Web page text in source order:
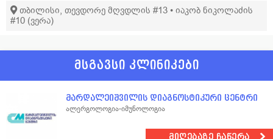
დერმატოლოგია
ფიზიოთერაპია
ოპერაციული გინეკოლოგია
მრავალპროფილური კლინიკა
დიაგნოსტიკური და ინტერვენციული რადიოლოგია
რადიაციული ონკოლოგია
ზოგადი ქირურგია
ქირურგიული - უროლოგია
ქირურგიული პროქტოლოგია
სისხლძარღვთა ქირურგია
კლინიკური ონკოლოგია
თბილისი, თევდორე მღვდლის #13 • იაკობ ნიკოლაძის
#10 (ვერა)
მსგავსი კლინიკები
მარდალეიშვილის დიაგნოსტიკური ცენტრი
ალერგოლოგია-იმუნოლოგია
მიღებაზე ჩაწერა